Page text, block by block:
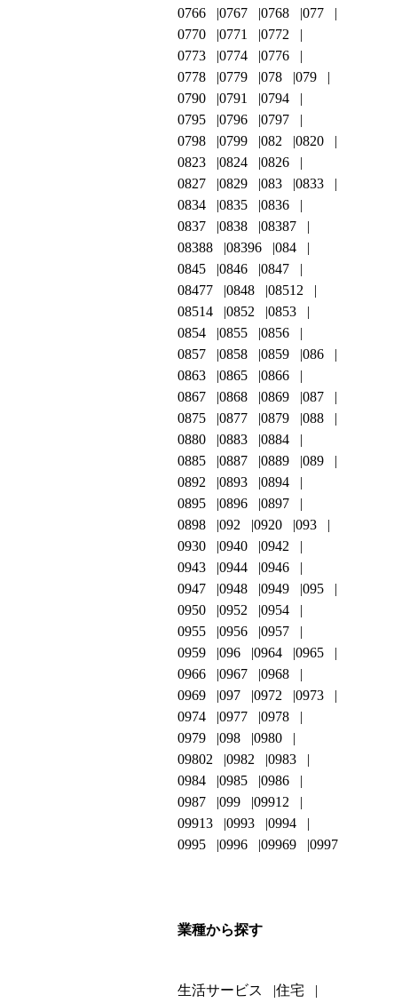
0766
0767 0768
077
0770
0771
0772
0773
0774
0776
0778
0779 078
079
0790
0791
0794
0795
0796
0797
0798
0799 082
0820
0823
0824
0826
0827
0829 083
0833
0834
0835
0836
0837
0838
08387
08388
08396
084
0845
0846
0847
08477
0848
08512
08514
0852
0853
0854
0855
0856
0857
0858 0859
086
0863
0865
0866
0867
0868 0869
087
0875
0877 0879
088
0880
0883
0884
0885
0887 0889
089
0892
0893
0894
0895
0896
0897
0898
092 0920
093
0930
0940
0942
0943
0944
0946
0947
0948 0949
095
0950
0952
0954
0955
0956
0957
0959
096 0964
0965
0966
0967
0968
0969
097 0972
0973
0974
0977
0978
0979
098
0980
09802
0982
0983
0984
0985
0986
0987
099
09912
09913
0993
0994
0995
0996 09969 0997
業種から探す
生活サービス 住宅